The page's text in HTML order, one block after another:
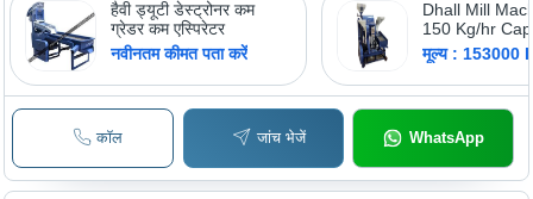
हैवी ड्यूटी डेस्ट्रोनर कम
ग्रेडर कम एस्पिरेटर
नवीनतम कीमत पता करें
Dhall Mill
150 Kg/hr
1600 x 1550
mm
Year
Performance
मूल्य : 153000
कॉल जांच भेजें WhatsApp